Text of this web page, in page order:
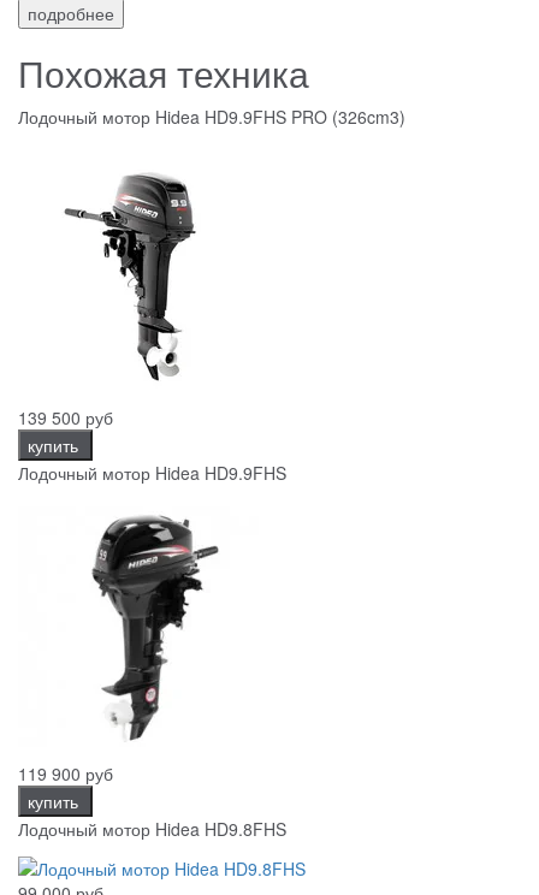
подробнее
Похожая техника
Лодочный мотор Hidea HD9.9FHS PRO (326cm3)
139 500 руб
купить
Лодочный мотор Hidea HD9.9FHS
119 900 руб
купить
Лодочный мотор Hidea HD9.8FHS